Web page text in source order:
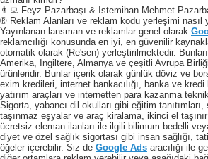
👨‍💻 Feyz Pazarbaşı & Istemihan Mehmet
® Reklam Alanları ve reklam kodu yerleşimi nasıl
Yayınlanan lansman ve reklamlar genel olarak
reklamcılığı konusunda en iyi, en güvenilir
otomatik olarak (Re'sen) yerleştirilmektedir.
Amerika, Ingiltere, Almanya ve çeşitli Avrupa
ürünleridir. Bunlar içerik olarak günlük döviz ve
exim kredileri, internet bankacılığı, banka ve kredi
yatırım araçları ve internetten para kazanma
Sigorta, yabancı dil okulları gibi eğitim tanıtımları,
taşınmaz eşyalar ve araç kiralama, ikinci el
ücretsiz eleman ilanları ile ilgili bilimum bedelli
diyet ve özel sağlık sigortası gibi insan sağlığı,
öğeler içerebilir. Siz de Google Ads aracılığı ile